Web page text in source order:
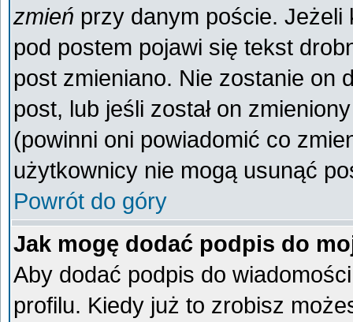
zmień przy danym poście. Jeżeli
pod postem pojawi się tekst
post zmieniano. Nie zostanie on
post, lub jeśli został on
(powinni oni powiadomić co
użytkownicy nie mogą usunąć
Powrót do góry
Jak mogę dodać podpis do
Aby dodać podpis do
profilu. Kiedy już to zrobisz